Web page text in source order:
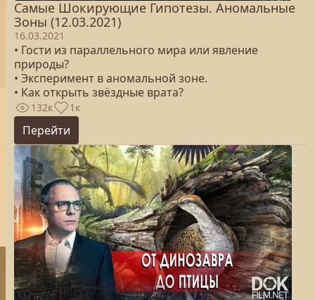
Самые Шокирующие Гипотезы. Аномальные
Зоны (12.03.2021)
16.03.2021
• Гости из параллельного мира или явление
природы?
• Эксперимент в аномальной зоне.
• Как открыть звёздные врата?
132к 1к
Перейти